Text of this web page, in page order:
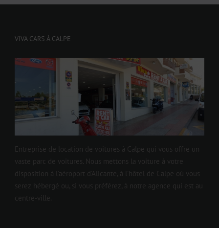
VIVA CARS À CALPE
Entreprise de location de voitures à Calpe qui vous offre un
vaste parc de voitures. Nous mettons la voiture à votre
disposition à l’aéroport d’Alicante, à l’hôtel de Calpe où vous
serez hébergé ou, si vous préférez, à notre agence qui est au
centre-ville.